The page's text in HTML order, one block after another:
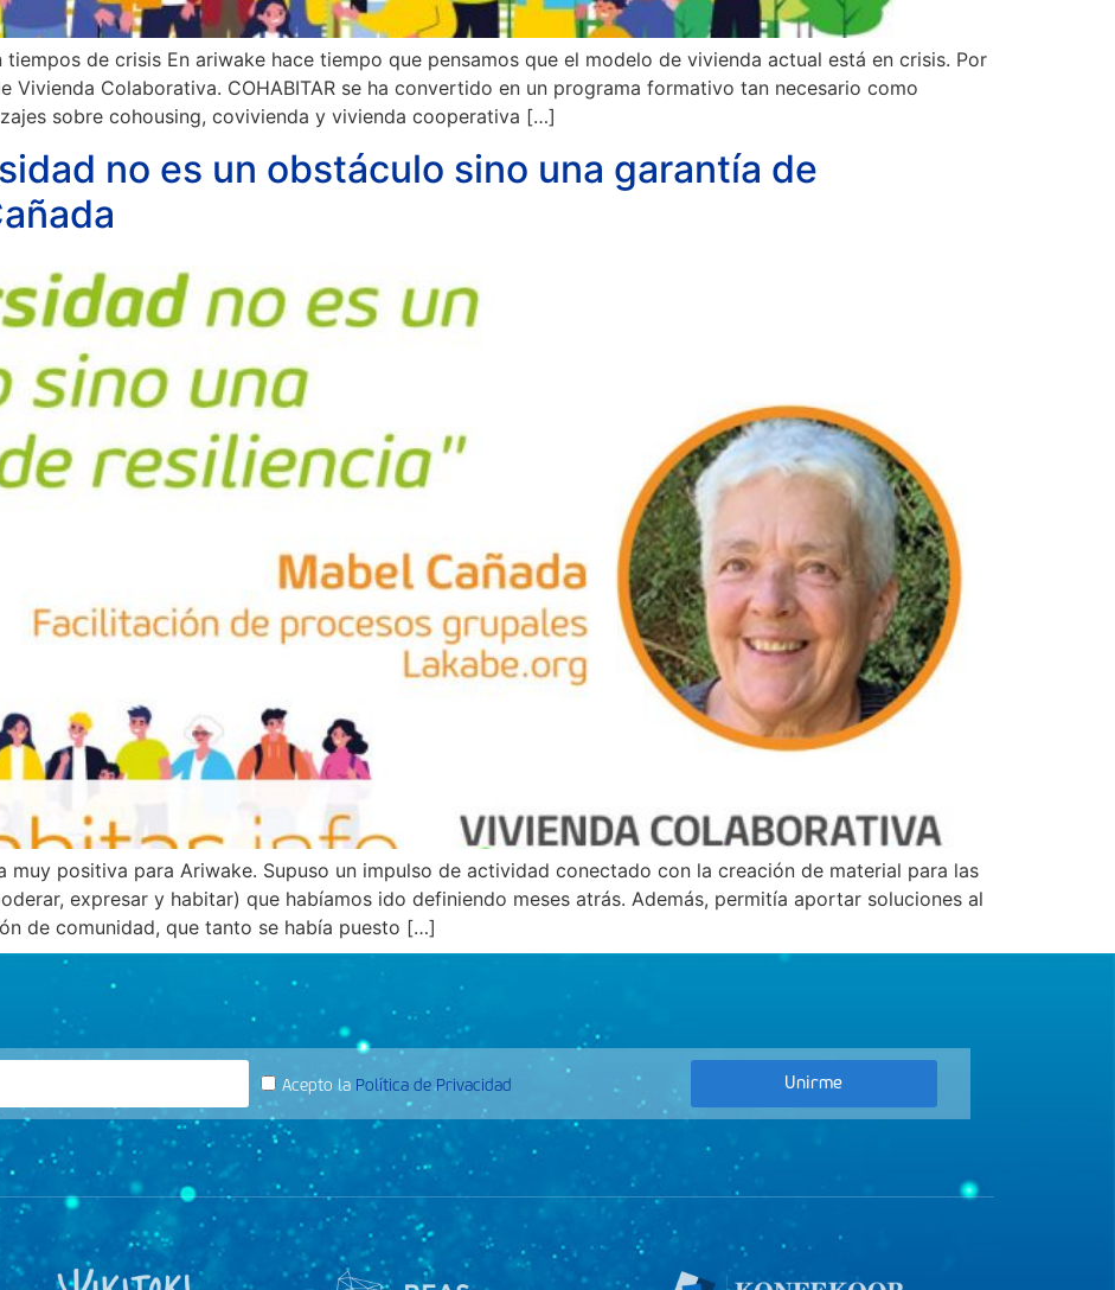
tiempos de crisis En ariwake hace tiempo que pensamos que el modelo de vivienda actual está en crisis. Por
Vivienda Colaborativa. COHABITAR se ha convertido en un programa formativo tan necesario como
sobre cohousing, covivienda y vivienda cooperativa […]
no es un obstáculo sino una garantía de
muy positiva para Ariwake. Supuso un impulso de actividad conectado con la creación de material para las
expresar y habitar) que habíamos ido definiendo meses atrás. Además, permitía aportar soluciones al
de comunidad, que tanto se había puesto […]
Acepto la Política de Privacidad Unirme